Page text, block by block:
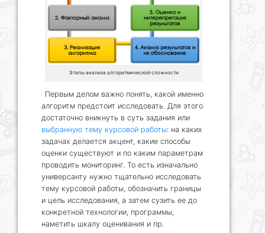
Этапы анализа алгоритмической сложности
Первым делом важно понять, какой именно
алгоритм предстоит исследовать. Для этого
достаточно вникнуть в суть задания или
выбранную тему курсовой работы: на каких
задачах делается акцент, какие способы
оценки существуют и по каким параметрам
проводить мониторинг. То есть изначально
универсанту нужно тщательно исследовать
тему курсовой работы, обозначить границы
и цель исследования, а затем сузить ее до
конкретной технологии, программы,
наметить шкалу оценивания и пр.